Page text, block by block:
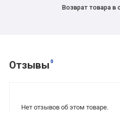
Возврат товара в
Отзывы 0
Нет отзывов об этом товаре.